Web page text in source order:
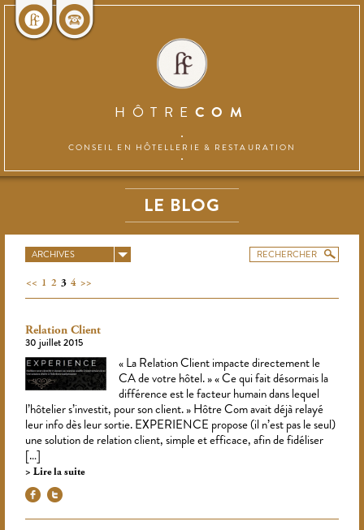
HÔTRE COM
CONSEIL EN HÔTELLERIE & RESTAURATION
LE BLOG
ARCHIVES
<< 1 2 3 4 >>
Relation Client
30 juillet 2015
« La Relation Client impacte directement le
CA de votre hôtel. » « Ce qui fait désormais la
différence est le facteur humain dans lequel
l’hôtelier s’investit, pour son client. » Hôtre Com avait déjà relayé
leur info dès leur sortie. EXPERIENCE propose (il n’est pas le seul)
une solution de relation client, simple et efficace, afin de fidéliser
[…]
Lire la suite